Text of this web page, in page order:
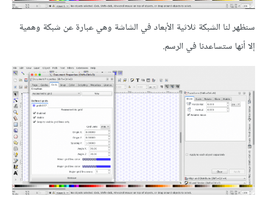
سنظهر لنا الشبكة ثلاثية الأبعاد في الشاشة وهي عبارة عن شبكة وهمية
إلا أنها ستساعدنا في الرسم.